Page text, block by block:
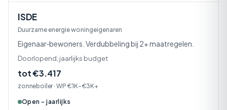
ISDE
Duurzame energie woningeigenaren
Eigenaar‑bewoners. Verdubbeling bij 2+ maatregelen.
Doorlopend, jaarlijks budget
tot €3.417
zonneboiler · WP €1K–€3K+
Open - jaarlijks